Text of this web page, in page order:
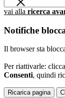
vai alla ricerca
Notifiche
Il browser sta
Per riattivarle:
Consenti, quindi
Ricarica pagina